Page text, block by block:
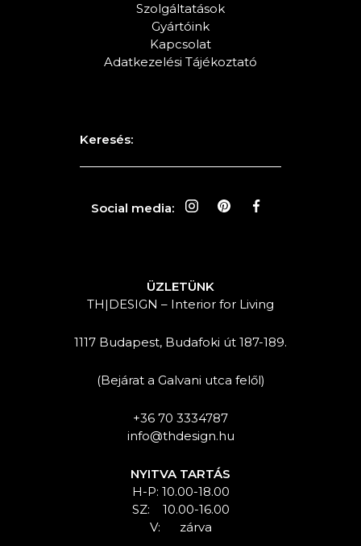
Szolgáltatások
Gyártóink
Kapcsolat
Adatkezelési Tájékoztató
Keresés:
Social media:
ÜZLETÜNK
TH|DESIGN – Interior for Living
1117 Budapest, Budafoki út 187-189.
(Bejárat a Galvani utca felől)
+36 70 3334787
info@thdesign.hu
NYITVA TARTÁS
H-P: 10.00-18.00
SZ: 10.00-16.00
V: zárva